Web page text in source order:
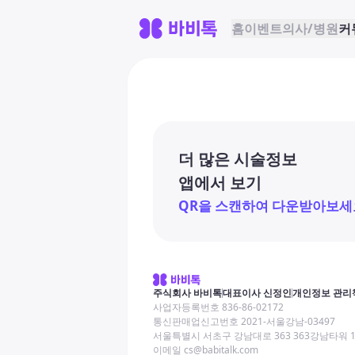
홈이벤트의사/병원커
더 많은 시술정보
앱에서 보기
QR을 스캔하여 다운받아보세
주식회사 바비톡대표이사 신정인개인정보 관리
사업자등록번호 836-86-02172
통신판매업신고번호 2021-서울강남-03497
서울특별시 서초구 강남대로 363 363강남타워
이메일 cs@babitalk.com